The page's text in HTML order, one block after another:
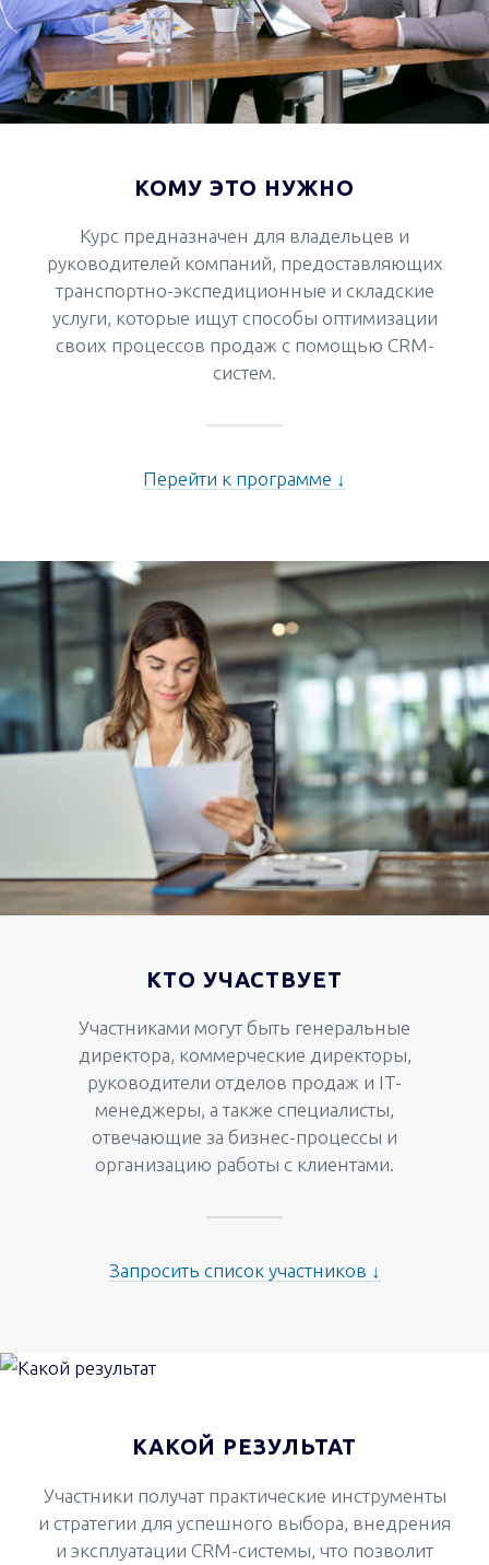
КОМУ ЭТО НУЖНО
Курс предназначен для владельцев и
руководителей компаний, предоставляющих
транспортно-экспедиционные и складские
услуги, которые ищут способы оптимизации
своих процессов продаж с помощью CRM-
систем.
Перейти к программе ↓
КТО УЧАСТВУЕТ
Участниками могут быть генеральные
директора, коммерческие директоры,
руководители отделов продаж и IT-
менеджеры, а также специалисты,
отвечающие за бизнес-процессы и
организацию работы с клиентами.
Запросить список участников ↓
КАКОЙ РЕЗУЛЬТАТ
Участники получат практические инструменты
и стратегии для успешного выбора, внедрения
и эксплуатации CRM-системы, что позволит